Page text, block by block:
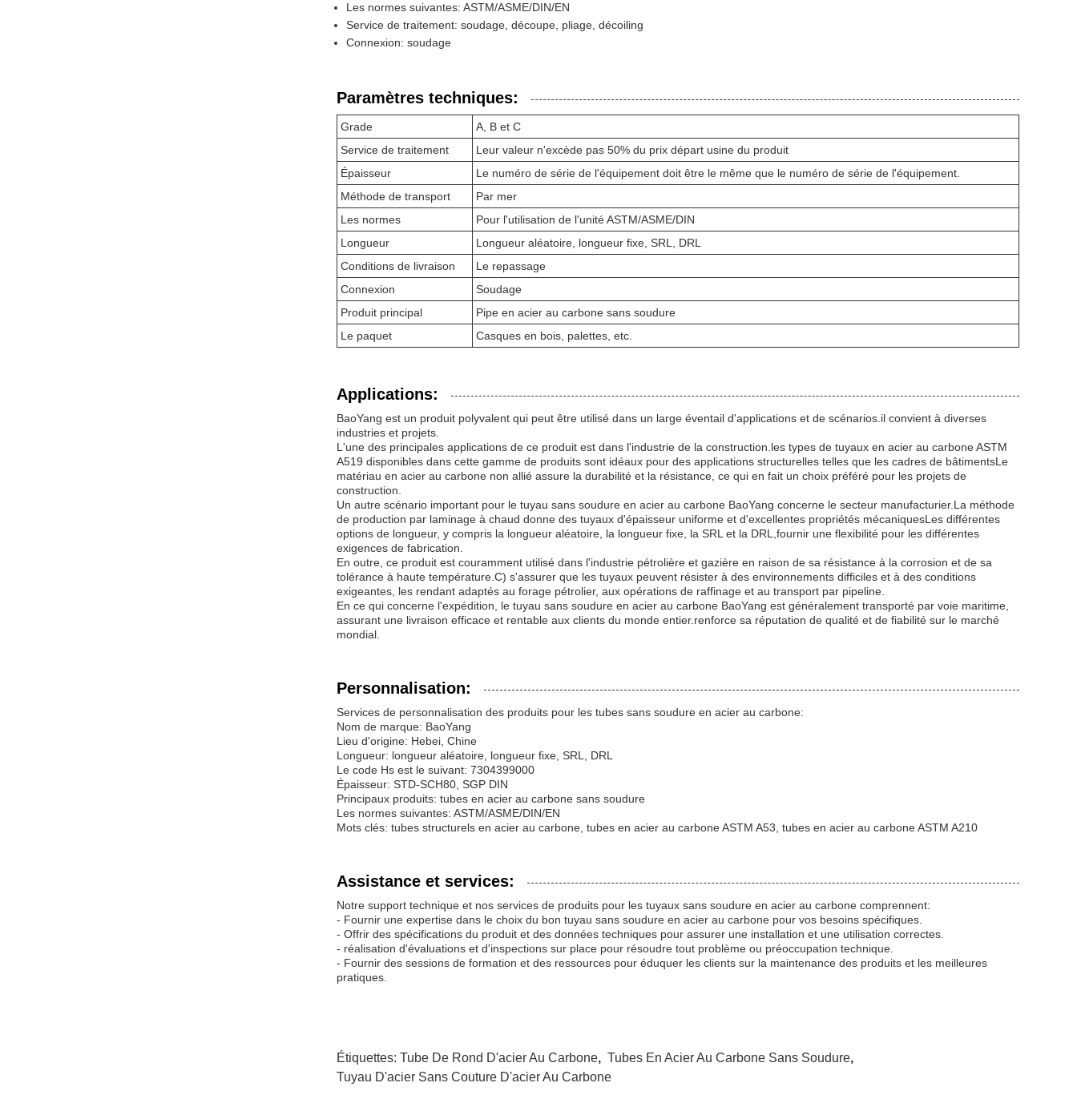
Les normes suivantes: ASTM/ASME/DIN/EN
Service de traitement: soudage, découpe, pliage, décoiling
Connexion: soudage
Paramètres techniques:
Grade
A, B et C
Service de traitement
Leur valeur n'excède pas 50% du prix départ usine du produit
Épaisseur
Le numéro de série de l'équipement doit être le même que le numéro de série de l'équipement.
Méthode de transport
Par mer
Les normes
Pour l'utilisation de l'unité ASTM/ASME/DIN
Longueur
Longueur aléatoire, longueur fixe, SRL, DRL
Conditions de livraison
Le repassage
Connexion
Soudage
Produit principal
Pipe en acier au carbone sans soudure
Le paquet
Casques en bois, palettes, etc.
Applications:
BaoYang est un produit polyvalent qui peut être utilisé dans un large éventail d'applications et de scénarios.il convient à diverses
industries et projets.
L'une des principales applications de ce produit est dans l'industrie de la construction.les types de tuyaux en acier au carbone ASTM
A519 disponibles dans cette gamme de produits sont idéaux pour des applications structurelles telles que les cadres de bâtimentsLe
matériau en acier au carbone non allié assure la durabilité et la résistance, ce qui en fait un choix préféré pour les projets de
construction.
Un autre scénario important pour le tuyau sans soudure en acier au carbone BaoYang concerne le secteur manufacturier.La méthode
de production par laminage à chaud donne des tuyaux d'épaisseur uniforme et d'excellentes propriétés mécaniquesLes différentes
options de longueur, y compris la longueur aléatoire, la longueur fixe, la SRL et la DRL,fournir une flexibilité pour les différentes
exigences de fabrication.
En outre, ce produit est couramment utilisé dans l'industrie pétrolière et gazière en raison de sa résistance à la corrosion et de sa
tolérance à haute température.C) s'assurer que les tuyaux peuvent résister à des environnements difficiles et à des conditions
exigeantes, les rendant adaptés au forage pétrolier, aux opérations de raffinage et au transport par pipeline.
En ce qui concerne l'expédition, le tuyau sans soudure en acier au carbone BaoYang est généralement transporté par voie maritime,
assurant une livraison efficace et rentable aux clients du monde entier.renforce sa réputation de qualité et de fiabilité sur le marché
mondial.
Personnalisation:
Services de personnalisation des produits pour les tubes sans soudure en acier au carbone:
Nom de marque: BaoYang
Lieu d'origine: Hebei, Chine
Longueur: longueur aléatoire, longueur fixe, SRL, DRL
Le code Hs est le suivant: 7304399000
Épaisseur: STD-SCH80, SGP DIN
Principaux produits: tubes en acier au carbone sans soudure
Les normes suivantes: ASTM/ASME/DIN/EN
Mots clés: tubes structurels en acier au carbone, tubes en acier au carbone ASTM A53, tubes en acier au carbone ASTM A210
Assistance et services:
Notre support technique et nos services de produits pour les tuyaux sans soudure en acier au carbone comprennent:
- Fournir une expertise dans le choix du bon tuyau sans soudure en acier au carbone pour vos besoins spécifiques.
- Offrir des spécifications du produit et des données techniques pour assurer une installation et une utilisation correctes.
- réalisation d'évaluations et d'inspections sur place pour résoudre tout problème ou préoccupation technique.
- Fournir des sessions de formation et des ressources pour éduquer les clients sur la maintenance des produits et les meilleures
pratiques.
Étiquettes: Tube De Rond D'acier Au Carbone, Tubes En Acier Au Carbone Sans Soudure,
Tuyau D'acier Sans Couture D'acier Au Carbone